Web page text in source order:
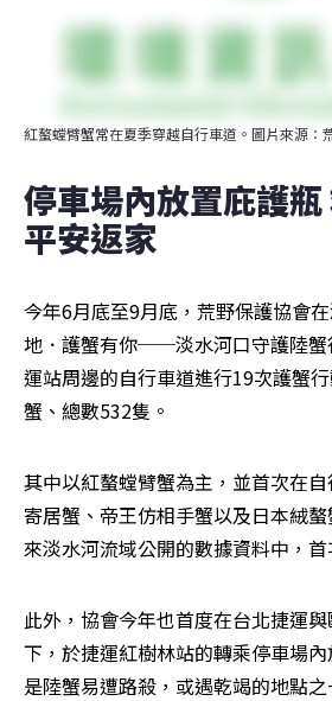
紅螯螳臂蟹常在夏季穿越自行車道。圖片來源：
停車場內放置庇護
平安返家
今年6月底至9月底，荒野保護協會
地．護蟹有你──淡水河口守護陸蟹
運站周邊的自行車道進行19次護蟹
蟹、總數532隻。
其中以紅螯螳臂蟹為主，並首次在
寄居蟹、帝王仿相手蟹以及日本絨
來淡水河流域公開的數據資料中，首
此外，協會今年也首度在台北捷運
下，於捷運紅樹林站的轉乘停車場
是陸蟹易遭路殺，或遇乾竭的地點